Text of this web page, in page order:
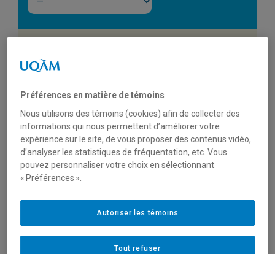
Ouverture de la saison de
camping 2025
Au Québec, le camping fait partie intégrante de la
culture du plein air. Chaque été, de nombreuses
personnes choisissent de planter leur tente pour vivre
un moment de déconnexion, de simplicité et de contact
direct avec le territoire. Si certains campings offrent
une approche plus aménagée, d’autres, comme
Préférences en matière de témoins
Nous utilisons des témoins (cookies) afin de collecter des
informations qui nous permettent d’améliorer votre
expérience sur le site, de vous proposer des contenus vidéo,
d’analyser les statistiques de fréquentation, etc. Vous
pouvez personnaliser votre choix en sélectionnant
« Préférences ».
Tout refuser
Autoriser les témoins